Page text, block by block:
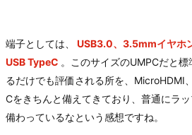
端子としては、
USB3.0、3.5mmイヤホ
USB TypeC 。このサイズのUMPCだと
るだけでも評価される所を、MicroHDMI
Cをきちんと備えてきており、普通にラ
備わっているなという感想ですね。